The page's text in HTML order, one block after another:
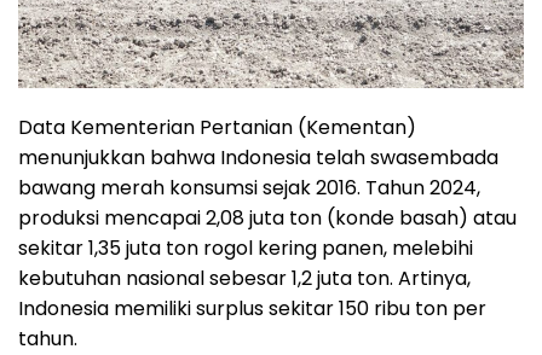
Data Kementerian Pertanian (Kementan)
menunjukkan bahwa Indonesia telah swasembada
bawang merah konsumsi sejak 2016. Tahun 2024,
produksi mencapai 2,08 juta ton (konde basah) atau
sekitar 1,35 juta ton rogol kering panen, melebihi
kebutuhan nasional sebesar 1,2 juta ton. Artinya,
Indonesia memiliki surplus sekitar 150 ribu ton per
tahun.